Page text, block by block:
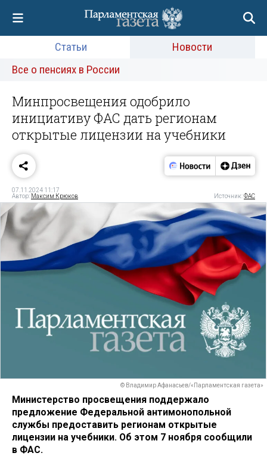
Статьи
Новости
Все о пенсиях в России
Минпросвещения одобрило
инициативу ФАС дать регионам
открытые лицензии на учебники
07.11.2024 11:17
Автор: Максим Крюков Источник:ФАС
© Владимир Афанасьев/«Парламентская газета»
Министерство просвещения поддержало
предложение Федеральной антимонопольной
службы предоставить регионам открытые
лицензии на учебники. Об этом 7 ноября сообщили
в ФАС.